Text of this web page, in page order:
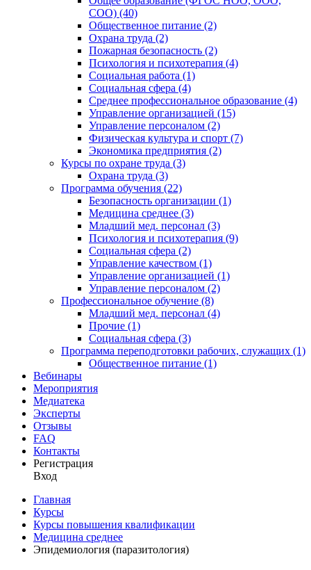
СОО) (40)
Общественное питание (2)
Охрана труда (2)
Пожарная безопасность (2)
Психология и психотерапия (4)
Социальная работа (1)
Социальная сфера (4)
Среднее профессиональное образование (4)
Управление организацией (15)
Управление персоналом (2)
Физическая культура и спорт (7)
Экономика предприятия (2)
Курсы по охране труда (3)
Охрана труда (3)
Программа обучения (22)
Безопасность организации (1)
Медицина среднее (3)
Младший мед. персонал (3)
Психология и психотерапия (9)
Социальная сфера (2)
Управление качеством (1)
Управление организацией (1)
Управление персоналом (2)
Профессиональное обучение (8)
Младший мед. персонал (4)
Прочие (1)
Социальная сфера (3)
Программа переподготовки рабочих, служащих (1)
Общественное питание (1)
Вебинары
Мероприятия
Медиатека
Эксперты
Отзывы
FAQ
Контакты
Регистрация
Вход
Главная
Курсы
Курсы повышения квалификации
Медицина среднее
Эпидемиология (паразитология)